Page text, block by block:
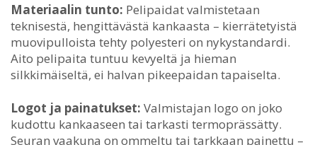
Materiaalin tunto: Pelipaidat valmistetaan
teknisestä, hengittävästä kankaasta – kierrätetyistä
muovipulloista tehty polyesteri on nykystandardi.
Aito pelipaita tuntuu kevyeltä ja hieman
silkkimäiseltä, ei halvan pikeepaidan tapaiselta.
Logot ja painatukset: Valmistajan logo on joko
kudottu kankaaseen tai tarkasti termoprässätty.
Seuran vaakuna on ommeltu tai tarkkaan painettu –